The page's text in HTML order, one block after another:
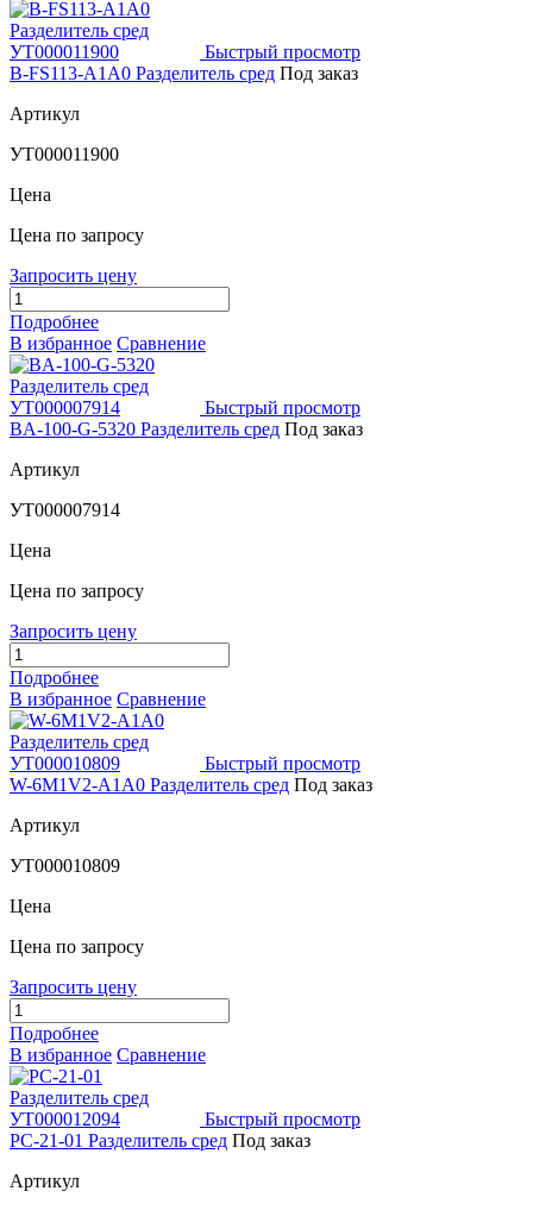
Быстрый просмотр
B-FS113-A1A0 Разделитель сред Под заказ
Артикул
УТ000011900
Цена
Цена по запросу
Запросить цену
Подробнее
В избранное Сравнение
Быстрый просмотр
BA-100-G-5320 Разделитель сред Под заказ
Артикул
УТ000007914
Цена
Цена по запросу
Запросить цену
Подробнее
В избранное Сравнение
Быстрый просмотр
W-6M1V2-A1A0 Разделитель сред Под заказ
Артикул
УТ000010809
Цена
Цена по запросу
Запросить цену
Подробнее
В избранное Сравнение
Быстрый просмотр
РС-21-01 Разделитель сред Под заказ
Артикул